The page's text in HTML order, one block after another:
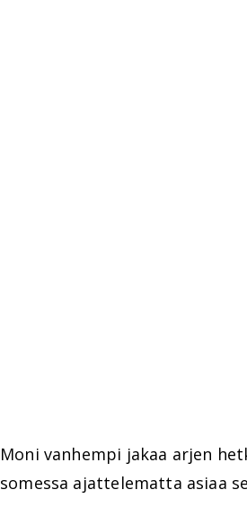
Moni vanhempi jakaa arjen
somessa ajattelematta asiaa